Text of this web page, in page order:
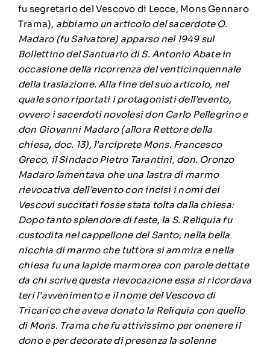
fu segretario del Vescovo di Lecce, Mons Gennaro
Trama), abbiamo un articolo del sacerdote O.
Madaro (fu Salvatore) apparso nel 1949 sul
Bollettino del Santuario di S. Antonio Abate in
occasione della ricorrenza del venticinquennale
della traslazione. Alla fine del suo articolo, nel
quale sono riportati i protagonisti dell’evento,
ovvero i sacerdoti novolesi don Carlo Pellegrino e
don Giovanni Madaro (allora Rettore della
chiesa, doc. 13), l’arciprete Mons. Francesco
Greco, il Sindaco Pietro Tarantini, don. Oronzo
Madaro lamentava ohe una lastra di marmo
rievocativa dell’evento con incisi i nomi dei
Vescovi succitati fosse stata tolta dalla chiesa:
Dopo tanto splendore di feste, la S. Reliquia fu
custodita nel cappellone del Santo, nella bella
nicchia di marmo che tuttora si ammira e nella
chiesa fu una lapide marmorea con parole dettate
da chi scrive questa rievocazione essa si ricordava
teri l’avvenimento e il nome del Vescovo di
Tricarico che aveva donato la Reliquia con quello
di Mons. Trama che fu attivissimo per onenere il
dono e per decorate di presenza la solenne